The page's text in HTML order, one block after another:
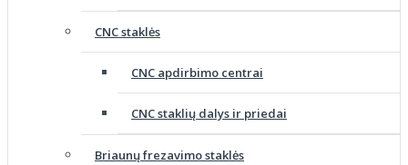
CNC staklės
CNC apdirbimo centrai
CNC staklių dalys ir priedai
Briaunų frezavimo staklės